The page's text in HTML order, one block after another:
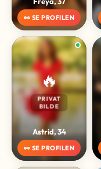
👀 SE PROFILEN
🔥
PRIVAT
BILDE
Astrid, 34
👀 SE PROFILEN